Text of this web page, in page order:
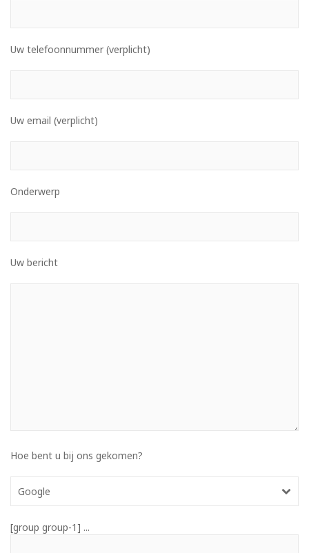
Uw telefoonnummer (verplicht)
Uw email (verplicht)
Onderwerp
Uw bericht
Hoe bent u bij ons gekomen?
Google
[group group-1] ...